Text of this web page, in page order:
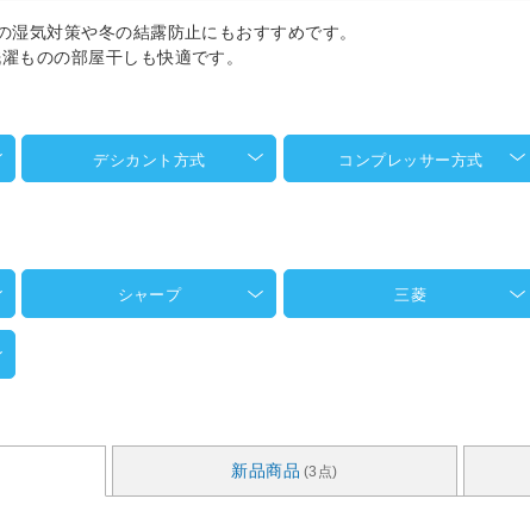
気対策や冬の結露防止にもおすすめです。
ものの部屋干しも快適です。
デシカント方式 コンプレッサー方式
シャープ 三菱
新品商品 (3点)